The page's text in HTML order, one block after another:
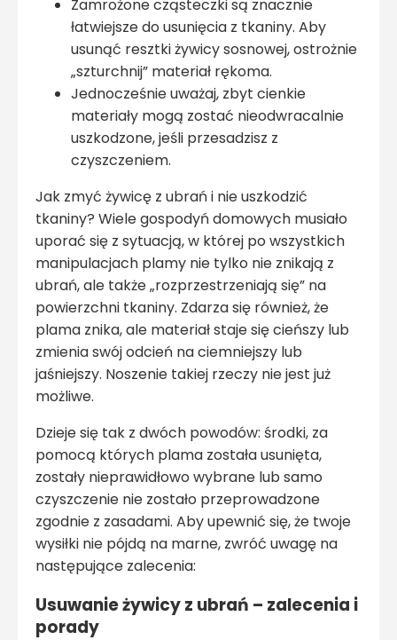
Zamrożone cząsteczki są znacznie
łatwiejsze do usunięcia z tkaniny. Aby
usunąć resztki żywicy sosnowej, ostrożnie
„szturchnij” materiał rękoma.
Jednocześnie uważaj, zbyt cienkie
materiały mogą zostać nieodwracalnie
uszkodzone, jeśli przesadzisz z
czyszczeniem.
Jak zmyć żywicę z ubrań i nie uszkodzić
tkaniny? Wiele gospodyń domowych musiało
uporać się z sytuacją, w której po wszystkich
manipulacjach plamy nie tylko nie znikają z
ubrań, ale także „rozprzestrzeniają się” na
powierzchni tkaniny. Zdarza się również, że
plama znika, ale materiał staje się cieńszy lub
zmienia swój odcień na ciemniejszy lub
jaśniejszy. Noszenie takiej rzeczy nie jest już
możliwe.
Dzieje się tak z dwóch powodów: środki, za
pomocą których plama została usunięta,
zostały nieprawidłowo wybrane lub samo
czyszczenie nie zostało przeprowadzone
zgodnie z zasadami. Aby upewnić się, że twoje
wysiłki nie pójdą na marne, zwróć uwagę na
następujące zalecenia:
Usuwanie żywicy z ubrań – zalecenia i
porady